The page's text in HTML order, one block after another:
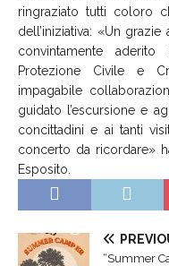
ringraziato tutti coloro
dell’iniziativa: «Un
convintamente
Protezione Civile e
impagabile
guidato l’escursione e
concittadini e ai tanti
concerto da ricordare»
Esposito.
“Summer